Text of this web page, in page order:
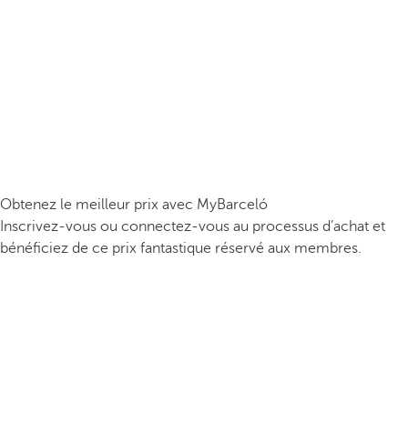
Obtenez le meilleur prix avec MyBarceló
Inscrivez-vous ou connectez-vous au processus d’achat et
bénéficiez de ce prix fantastique réservé aux membres.